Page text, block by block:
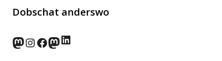
Dobschat anderswo
norden.social
Instagram
Facebook
wp-punks.social
LinkedIn